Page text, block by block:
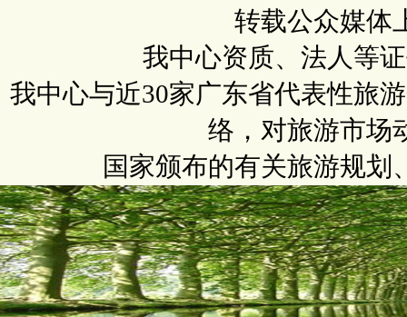
转载公众媒体
我中心资质、法人等
我中心与近30家广东省代表性旅
络，对旅游市场
国家颁布的有关旅游规划